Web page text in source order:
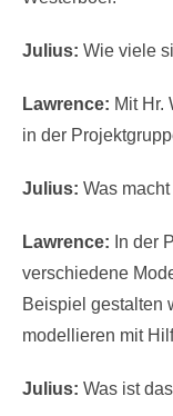
Julius: Wie viele
Lawrence: Mit Hr.
in der
Julius: Was
Lawrence: In der
verschiedene
Beispiel gestalten
modellieren mit
Julius: Was ist